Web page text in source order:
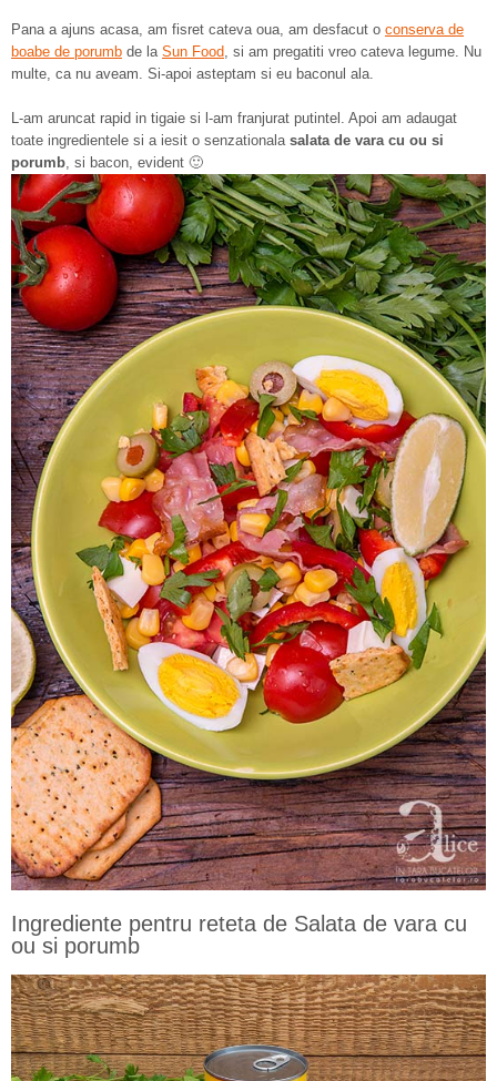
Pana a ajuns acasa, am fisret cateva oua, am desfacut o conserva de
boabe de porumb de la Sun Food, si am pregatiti vreo cateva legume. Nu
multe, ca nu aveam. Si-apoi asteptam si eu baconul ala.
L-am aruncat rapid in tigaie si l-am franjurat putintel. Apoi am adaugat
toate ingredientele si a iesit o senzationala salata de vara cu ou si
porumb, si bacon, evident 🙂
Ingrediente pentru reteta de Salata de vara cu
ou si porumb